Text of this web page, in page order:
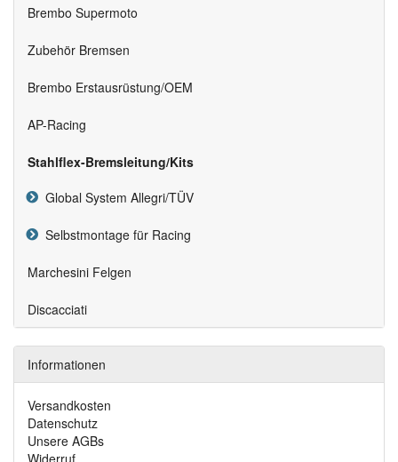
Brembo Supermoto
Zubehör Bremsen
Brembo Erstausrüstung/OEM
AP-Racing
Stahlflex-Bremsleitung/Kits
Global System Allegri/TÜV
Selbstmontage für Racing
Marchesini Felgen
Discacciati
Informationen
Versandkosten
Datenschutz
Unsere AGBs